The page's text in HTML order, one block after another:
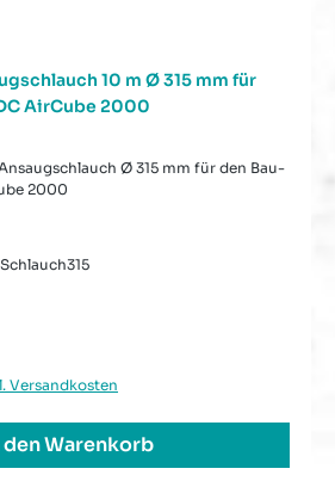
10 m Ø 315 mm für
AirCube 2000
Ø 315 mm für den Bau-
2000
Versandkosten
den Warenkorb